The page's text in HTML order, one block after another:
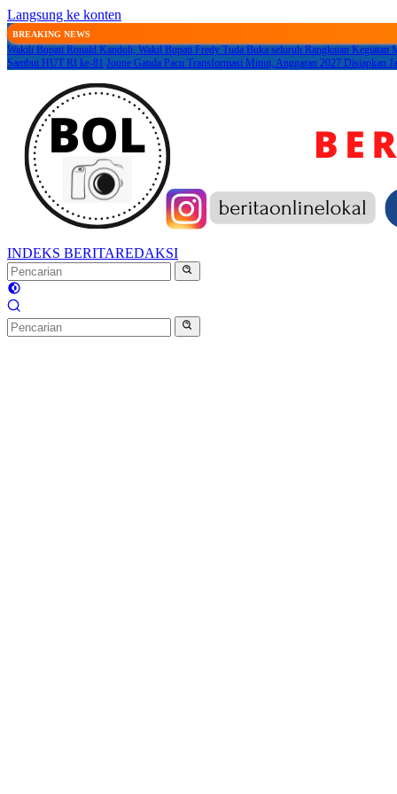
Langsung ke konten
BREAKING NEWS
Wakili Bupati Ronald Kandoli, Wakil Bupati Fredy Tuda Buka seluruh Rangkaian Kegiatan
Sambut HUT RI ke-81 Joune Ganda Pacu Transformasi Minut, Anggaran 2027 Disiapkan
INDEKS BERITAREDAKSI